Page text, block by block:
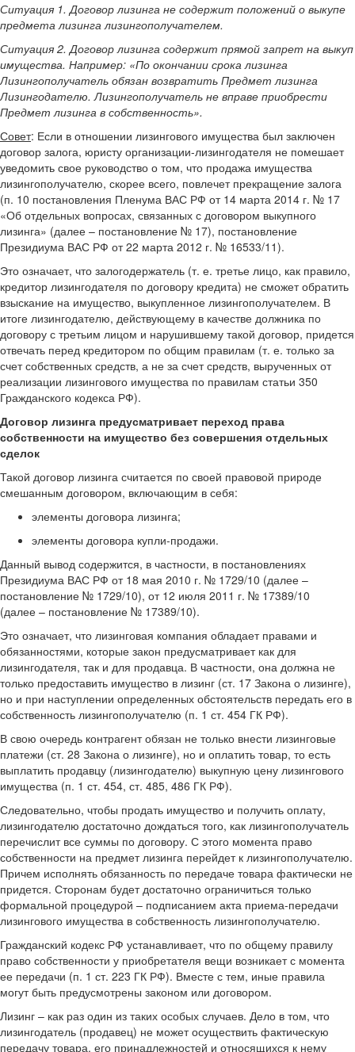
Ситуация 1. Договор лизинга не содержит положений о выкупе
предмета лизинга лизингополучателем.
Ситуация 2. Договор лизинга содержит прямой запрет на выкуп
имущества. Например: «По окончании срока лизинга
Лизингополучатель обязан возвратить Предмет лизинга
Лизингодателю. Лизингополучатель не вправе приобрести
Предмет лизинга в собственность».
Совет: Если в отношении лизингового имущества был заключен
договор залога, юристу организации-лизингодателя не помешает
уведомить свое руководство о том, что продажа имущества
лизингополучателю, скорее всего, повлечет прекращение залога
(п. 10 постановления Пленума ВАС РФ от 14 марта 2014 г. № 17
«Об отдельных вопросах, связанных с договором выкупного
лизинга» (далее – постановление № 17), постановление
Президиума ВАС РФ от 22 марта 2012 г. № 16533/11).
Это означает, что залогодержатель (т. е. третье лицо, как правило,
кредитор лизингодателя по договору кредита) не сможет обратить
взыскание на имущество, выкупленное лизингополучателем. В
итоге лизингодателю, действующему в качестве должника по
договору с третьим лицом и нарушившему такой договор, придется
отвечать перед кредитором по общим правилам (т. е. только за
счет собственных средств, а не за счет средств, вырученных от
реализации лизингового имущества по правилам статьи 350
Гражданского кодекса РФ).
Договор лизинга предусматривает переход права
собственности на имущество без совершения отдельных
сделок
Такой договор лизинга считается по своей правовой природе
смешанным договором, включающим в себя:
элементы договора лизинга;
элементы договора купли-продажи.
Данный вывод содержится, в частности, в постановлениях
Президиума ВАС РФ от 18 мая 2010 г. № 1729/10 (далее –
постановление № 1729/10), от 12 июля 2011 г. № 17389/10
(далее – постановление № 17389/10).
Это означает, что лизинговая компания обладает правами и
обязанностями, которые закон предусматривает как для
лизингодателя, так и для продавца. В частности, она должна не
только предоставить имущество в лизинг (ст. 17 Закона о лизинге),
но и при наступлении определенных обстоятельств передать его в
собственность лизингополучателю (п. 1 ст. 454 ГК РФ).
В свою очередь контрагент обязан не только внести лизинговые
платежи (ст. 28 Закона о лизинге), но и оплатить товар, то есть
выплатить продавцу (лизингодателю) выкупную цену лизингового
имущества (п. 1 ст. 454, ст. 485, 486 ГК РФ).
Следовательно, чтобы продать имущество и получить оплату,
лизингодателю достаточно дождаться того, как лизингополучатель
перечислит все суммы по договору. С этого момента право
собственности на предмет лизинга перейдет к лизингополучателю.
Причем исполнять обязанность по передаче товара фактически не
придется. Сторонам будет достаточно ограничиться только
формальной процедурой – подписанием акта приема-передачи
лизингового имущества в собственность лизингополучателю.
Гражданский кодекс РФ устанавливает, что по общему правилу
право собственности у приобретателя вещи возникает с момента
ее передачи (п. 1 ст. 223 ГК РФ). Вместе с тем, иные правила
могут быть предусмотрены законом или договором.
Лизинг – как раз один из таких особых случаев. Дело в том, что
лизингодатель (продавец) не может осуществить фактическую
передачу товара, его принадлежностей и относящихся к нему